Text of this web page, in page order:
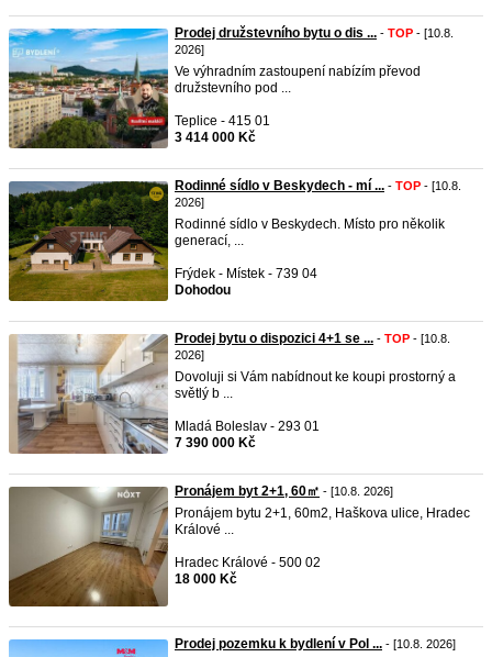
Prodej družstevního bytu o dis ... - TOP - [10.8.
2026]
Ve výhradním zastoupení nabízím převod
družstevního pod ...
Teplice - 415 01
3 414 000 Kč
Rodinné sídlo v Beskydech - mí ... - TOP - [10.8.
2026]
Rodinné sídlo v Beskydech. Místo pro několik
generací, ...
Frýdek - Místek - 739 04
Dohodou
Prodej bytu o dispozici 4+1 se ... - TOP - [10.8.
2026]
Dovoluji si Vám nabídnout ke koupi prostorný a
světlý b ...
Mladá Boleslav - 293 01
7 390 000 Kč
Pronájem byt 2+1, 60㎡ - [10.8. 2026]
Pronájem bytu 2+1, 60m2, Haškova ulice, Hradec
Králové ...
Hradec Králové - 500 02
18 000 Kč
Prodej pozemku k bydlení v Pol ... - [10.8. 2026]